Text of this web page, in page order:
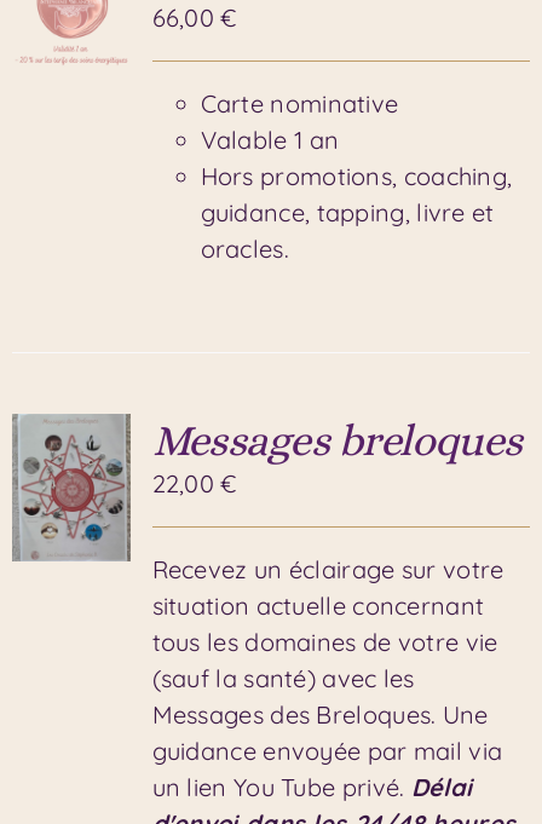
66,00€
Carte nominative
Valable 1 an
Hors promotions, coaching,
guidance, tapping, livre et
oracles.
Messages breloques
22,00€
Recevez un éclairage sur votre
situation actuelle concernant
tous les domaines de votre vie
(sauf la santé) avec les
Messages des Breloques. Une
guidance envoyée par mail via
un lien You Tube privé. Délai